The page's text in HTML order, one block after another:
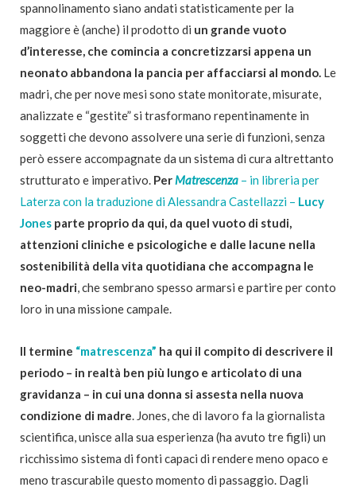
spannolinamento siano andati statisticamente per la
maggiore è (anche) il prodotto di un grande vuoto
d’interesse, che comincia a concretizzarsi appena un
neonato abbandona la pancia per affacciarsi al mondo. Le
madri, che per nove mesi sono state monitorate, misurate,
analizzate e “gestite” si trasformano repentinamente in
soggetti che devono assolvere una serie di funzioni, senza
però essere accompagnate da un sistema di cura altrettanto
strutturato e imperativo. PerMatrescenza – in libreria per
Laterza con la traduzione di Alessandra Castellazzi – Lucy
Jones parte proprio da qui, da quel vuoto di studi,
attenzioni cliniche e psicologiche e dalle lacune nella
sostenibilità della vita quotidiana che accompagna le
neo-madri, che sembrano spesso armarsi e partire per conto
loro in una missione campale.
Il termine “matrescenza” ha qui il compito di descrivere il
periodo – in realtà ben più lungo e articolato di una
gravidanza – in cui una donna si assesta nella nuova
condizione di madre. Jones, che di lavoro fa la giornalista
scientifica, unisce alla sua esperienza (ha avuto tre figli) un
ricchissimo sistema di fonti capaci di rendere meno opaco e
meno trascurabile questo momento di passaggio. Dagli